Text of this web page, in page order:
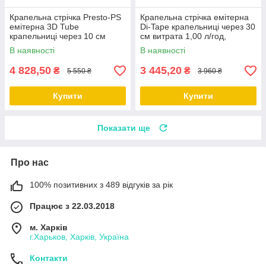
Крапельна стрічка Presto-PS
емітерна 3D Tube
крапельниці через 10 см
витрата 1,38 л/год, довжина
2000 м 3D-7-10-2000
В наявності
4 828,50 ₴ 5 550 ₴
Купити
Крапельна стрічка емітерна
Di-Tape крапельниці через 30
см витрата 1,00 л/год,
довжина 2000 м, (DI-30-2000)
В наявності
3 445,20 ₴ 3 960 ₴
Купити
Показати ще
Про нас
100% позитивних з 489 відгуків за рік
Працює з 22.03.2018
м. Харків
г.Харьков, Харків, Україна
Контакти